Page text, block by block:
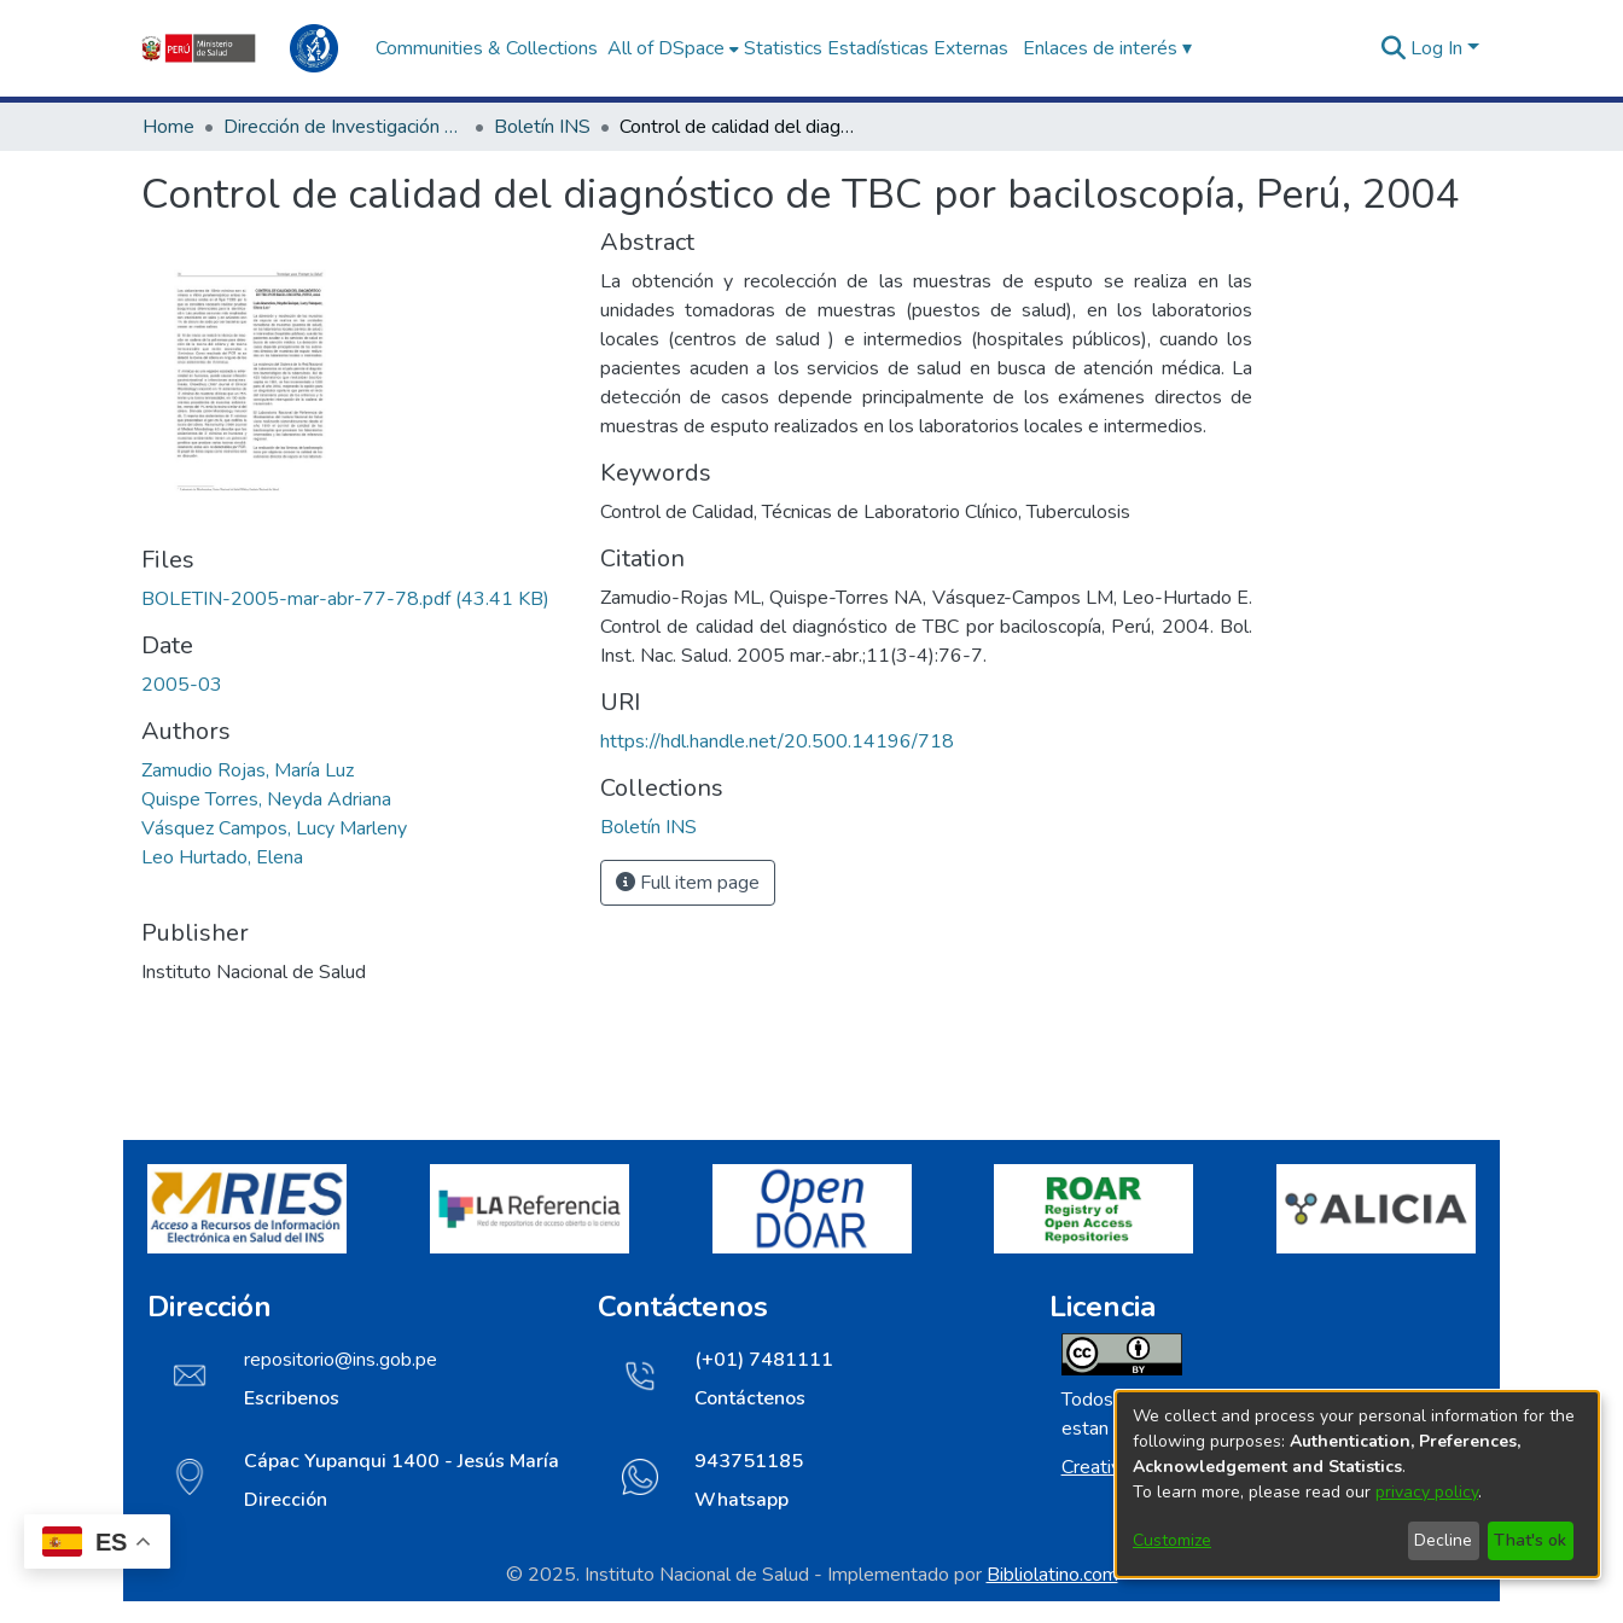
ES
Communities & Collections All of DSpace Statistics Estadísticas Externas Enlaces de interés ▾ Log In
Home Dirección de Investigación e Innovación en Salud Boletín INS Control de calidad del diagnóstico de TBC por baciloscopía, Perú, 2004
Control de calidad del diagnóstico de TBC por baciloscopía, Perú, 2004
Files
BOLETIN-2005-mar-abr-77-78.pdf(43.41 KB)
Date
2005-03
Authors
Zamudio Rojas, María Luz
Quispe Torres, Neyda Adriana
Vásquez Campos, Lucy Marleny
Leo Hurtado, Elena
Publisher
Instituto Nacional de Salud
Abstract
La obtención y recolección de las muestras de esputo se realiza en las
unidades tomadoras de muestras (puestos de salud), en los laboratorios
locales (centros de salud ) e intermedios (hospitales públicos), cuando los
pacientes acuden a los servicios de salud en busca de atención médica. La
detección de casos depende principalmente de los exámenes directos de
muestras de esputo realizados en los laboratorios locales e intermedios.
Keywords
Control de Calidad,Técnicas de Laboratorio Clínico,Tuberculosis
Citation
Zamudio-Rojas ML, Quispe-Torres NA, Vásquez-Campos LM, Leo-Hurtado E.
Control de calidad del diagnóstico de TBC por baciloscopía, Perú, 2004. Bol.
Inst. Nac. Salud. 2005 mar.-abr.;11(3-4):76-7.
URI
https://hdl.handle.net/20.500.14196/718
Collections
Boletín INS
Full item page
Dirección
repositorio@ins.gob.pe
Escribenos
Cápac Yupanqui 1400 - Jesús María
Dirección
Contáctenos
(+01) 7481111
Contáctenos
943751185
Whatsapp
Licencia
Todos los contenidos de repositorio.ins.gob.pe
estan licenciados bajo
Creative Commoms License
© 2025. Instituto Nacional de Salud - Implementado por Bibliolatino.com
We collect and process your personal information for the
following purposes: Authentication, Preferences,
Acknowledgement and Statistics.
To learn more, please read our privacy policy.
Customize Decline That's ok